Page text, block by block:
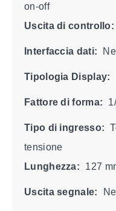
on-off
Uscita di controllo:
Interfaccia dati:
Tipologia Display:
Fattore di forma:
Tipo di ingresso:
tensione
Lunghezza:
127
Uscita segnale: